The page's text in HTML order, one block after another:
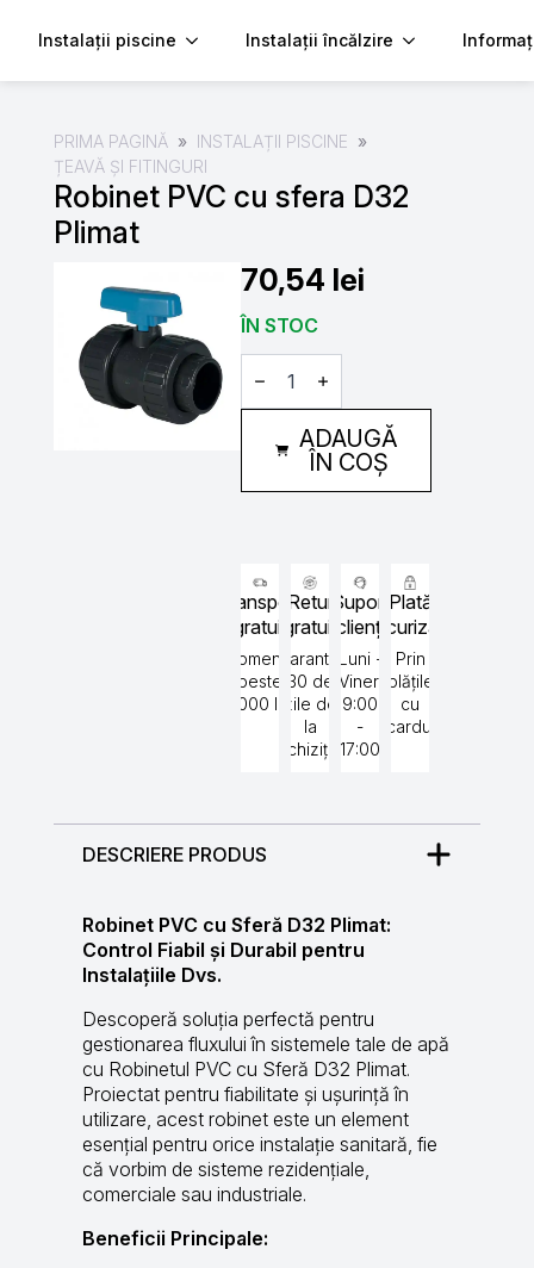
Instalații piscine Instalații încălzire
PRIMA PAGINĂ
INSTALAȚII PISCINE
ȚEAVĂ ȘI FITINGURI
Robinet PVC cu sfera D32
Plimat
70,54 lei
ÎN STOC
Cantitate
Robinet
sfera
ADAUGĂ
ÎN COȘ
Transport
gratuit
Comenzi
peste
5000 lei
Retur
gratuit
Garantat
30 de
zile de
la
achiziție
Suport
clienți
Luni -
Vineri
9:00
-
17:00
Plată
securizată
Prin
plățile
cu
cardul
DESCRIERE PRODUS
Robinet PVC cu Sferă D32 Plimat:
Control Fiabil și Durabil pentru
Instalațiile Dvs.
Descoperă soluția perfectă pentru
gestionarea fluxului în sistemele tale de apă
cu Robinetul PVC cu Sferă D32 Plimat.
Proiectat pentru fiabilitate și ușurință în
utilizare, acest robinet este un element
esențial pentru orice instalație sanitară, fie
că vorbim de sisteme rezidențiale,
comerciale sau industriale.
Beneficii Principale: